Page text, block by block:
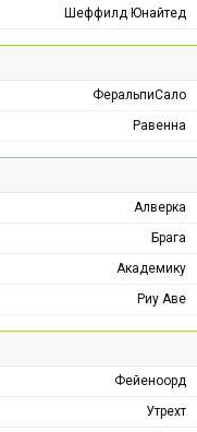
Шеффилд Юнайтед
ФеральпиСало
Равенна
Алверка
Брага
Академику
Риу Аве
Фейеноорд
Утрехт